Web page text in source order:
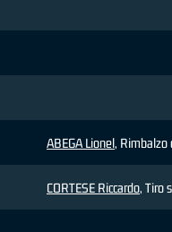
ABEGA Lionel, Rimbalzo
CORTESE Riccardo, Tiro